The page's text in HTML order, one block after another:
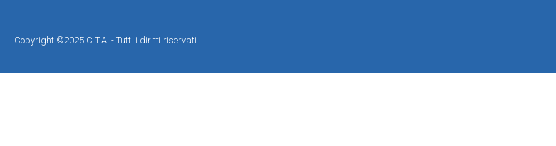
Copyright ©2025 C.T.A. - Tutti i diritti riservati